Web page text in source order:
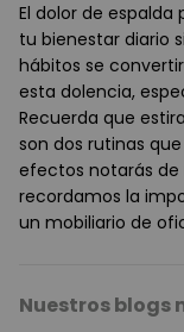
El dolor de
tu bienestar diario
hábitos se
esta dolencia,
Recuerda que
son dos rutinas
efectos notarás de
recordamos la
un mobiliario de
Nuestros blogs